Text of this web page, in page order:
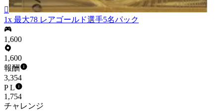

1x 最大78 レアゴールド選手5名パック
1,600
1,600
報酬
3,354
P L
1,754
チャレンジ